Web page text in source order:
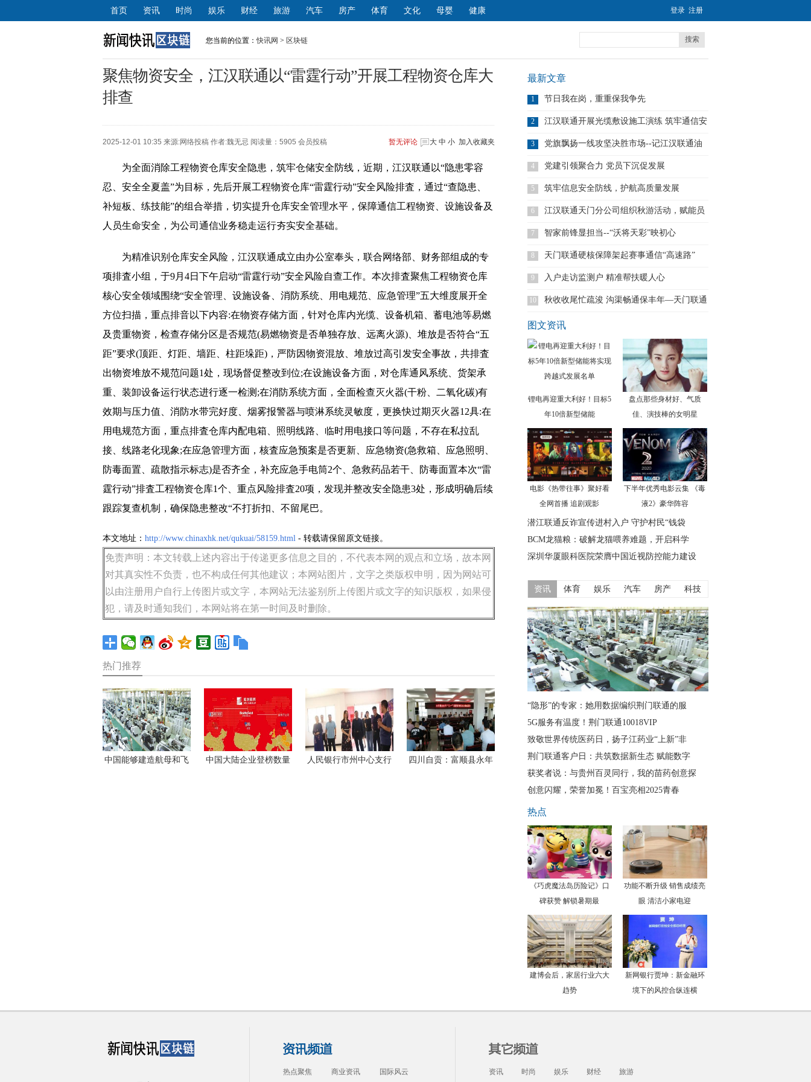
首页 资讯 时尚 娱乐 财经 旅游 汽车 房产 体育 文化 母婴 健康 登录 注册
您当前的位置：快讯网 > 区块链 搜索
聚焦物资安全，江汉联通以“雷霆行动”开展工程物资仓库大
排查
2025-12-01 10:35 来源:网络投稿 作者:魏无忌 阅读量：5905 会员投稿 大 中 小 加入收藏夹
暂无评论
为全面消除工程物资仓库安全隐患，筑牢仓储安全防线，近期，江汉联通以“隐患零容
忍、安全全夏盖”为目标，先后开展工程物资仓库“雷霆行动”安全风险排査，通过“查隐患、
补短板、练技能”的组合举措，切实提升仓库安全管理水平，保障通信工程物资、设施设备及
人员生命安全，为公司通信业务稳走运行夯实安全基础。
为精准识别仓库安全风险，江汉联通成立由办公室奉头，联合网络部、财务部组成的专
项排査小组，于9月4日下午启动“雷霆行动”安全风险自查工作。本次排査聚焦工程物资仓库
核心安全领域围绕“安全管理、设施设备、消防系统、用电规范、应急管理”五大维度展开全
方位扫描，重点排音以下内容:在物资存储方面，针对仓库内光缆、设备机箱、蓄电池等易燃
及贵重物资，检查存储分区是否规范(易燃物资是否单独存放、远离火源)、堆放是否符合“五
距”要求(顶距、灯距、墙距、柱距垛距)，严防因物资混放、堆放过高引发安全事故，共排査
出物资堆放不规范问题1处，现场督促整改到位;在设施设备方面，对仓库通风系统、货架承
重、装卸设备运行状态进行逐一检测;在消防系统方面，全面检查灭火器(干粉、二氧化碳)有
效期与压力值、消防水带完好度、烟雾报警器与喷淋系统灵敏度，更换快过期灭火器12具:在
用电规范方面，重点排査仓库内配电箱、照明线路、临时用电接口等问题，不存在私拉乱
接、线路老化现象;在应急管理方面，核査应急预案是否更新、应急物资(急救箱、应急照明、
防毒面置、疏散指示标志)是否齐全，补充应急手电筒2个、急救药品若干、防毒面置本次“雷
霆行动”排査工程物资仓库1个、重点风险排査20项，发现并整改安全隐患3处，形成明确后续
跟踪复查机制，确保隐患整改“不打折扣、不留尾巴。
本文地址： http://www.chinaxhk.net/qukuai/58159.html- 转载请保留原文链接。
免责声明：本文转载上述内容出于传递更多信息之目的，不代表本网的观点和立场，故本网
对其真实性不负责，也不构成任何其他建议；本网站图片，文字之类版权申明，因为网站可
以由注册用户自行上传图片或文字，本网站无法鉴别所上传图片或文字的知识版权，如果侵
犯，请及时通知我们，本网站将在第一时间及时删除。
热门推荐
中国能够建造航母和飞
中国大陆企业登榜数量
人民银行市州中心支行
四川自贡：富顺县永年
最新文章
1 节日我在岗，重重保我争先
2 江汉联通开展光缆敷设施工演练 筑牢通信安
3 党旗飘扬一线攻坚决胜市场--记江汉联通油
4 党建引领聚合力 党员下沉促发展
5 筑牢信息安全防线，护航高质量发展
6
江汉联通天门分公司组织秋游活动，赋能员
7 智家前锋显担当--“沃将天彩”映初心
8 天门联通硬核保障架起赛事通信“高速路”
9 入户走访监测户 精准帮扶暖人心
10 秋收收尾忙疏浚 沟渠畅通保丰年—天门联通
图文资讯
锂电再迎重大利好！目标5
年10倍新型储能
盘点那些身材好、气质
佳、演技棒的女明星
电影《热带往事》聚好看
全网首播 追剧观影
下半年优秀电影云集 《毒
液2》豪华阵容
潜江联通反诈宣传进村入户 守护村民“钱袋
BCM龙猫粮：破解龙猫喂养难题，开启科学
深圳华厦眼科医院荣膺中国近视防控能力建设
资讯 体育 娱乐 汽车 房产 科技
“隐形”的专家：她用数据编织荆门联通的服
5G服务有温度！荆门联通10018VIP
致敬世界传统医药日，扬子江药业“上新”非
荆门联通客户日：共筑数据新生态 赋能数字
获奖者说：与贵州百灵同行，我的苗药创意探
创意闪耀，荣誉加冕！百宝亮相2025青春
热点
《巧虎魔法岛历险记》口
碑获赞 解锁暑期最
功能不断升级 销售成绩亮
眼 清洁小家电迎
建博会后，家居行业六大
趋势
新网银行贾坤：新金融环
境下的风控合纵连横
热点聚焦 商业资讯 国际风云 资讯 时尚 娱乐 财经 旅游